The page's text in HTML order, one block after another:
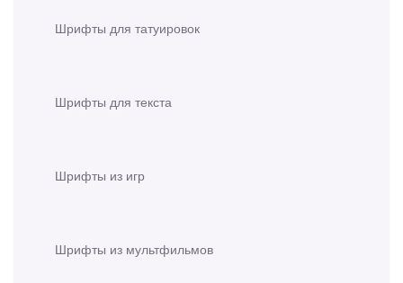
Шрифты для татуировок
Шрифты для текста
Шрифты из игр
Шрифты из мультфильмов